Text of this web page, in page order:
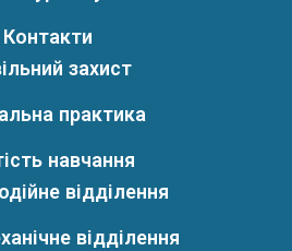
Контакти
захист
практика
навчання
відділення
відділення